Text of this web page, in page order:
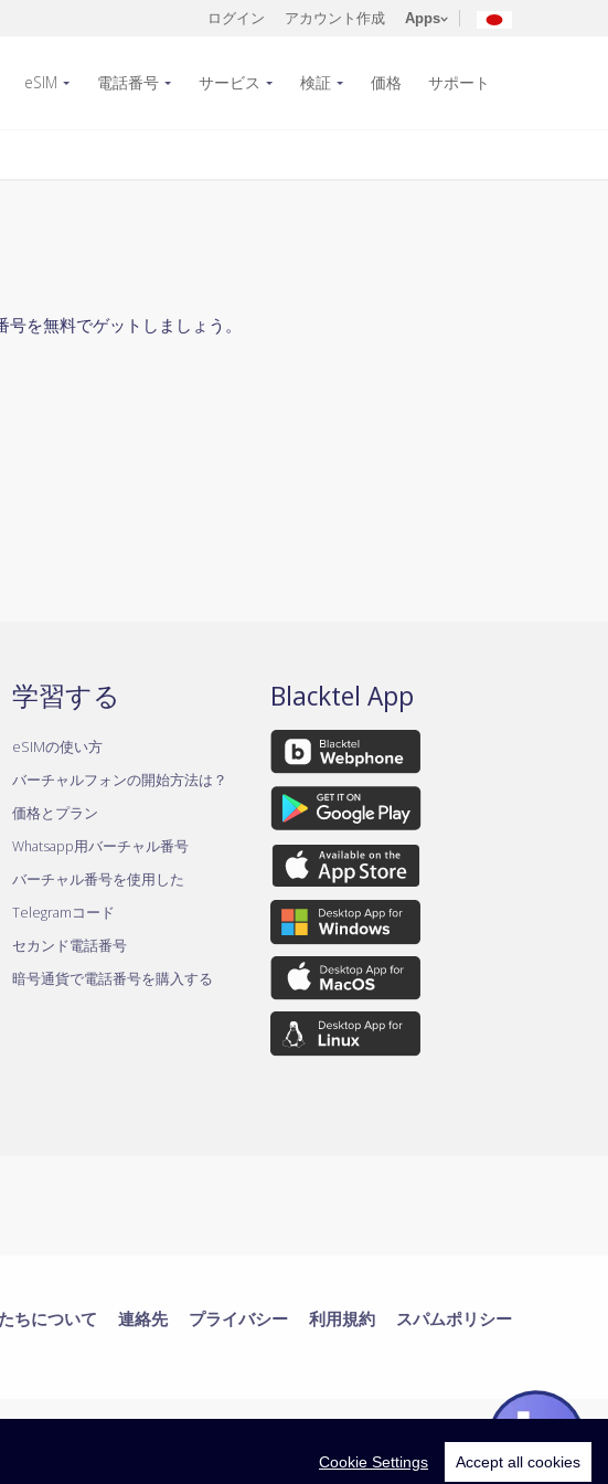
ログイン アカウント作成 Apps
eSIM 電話番号 サービス 検証 価格 サポート
を無料でゲットしましょう。
学習する
eSIMの使い方
バーチャルフォンの開始方法は？
価格とプラン
Whatsapp用バーチャル番号
バーチャル番号を使用した
Telegramコード
セカンド電話番号
暗号通貨で電話番号を購入する
Blacktel App
ちについて 連絡先 プライバシー 利用規約 スパムポリシー
Cookie Settings Accept all cookies